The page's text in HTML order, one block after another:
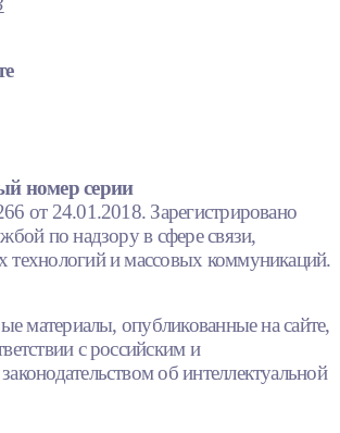
номер серии
от 24.01.2018. Зарегистрировано
по надзору в сфере связи,
и массовых коммуникаций.
материалы, опубликованные на сайте,
с российским и
об интеллектуальной